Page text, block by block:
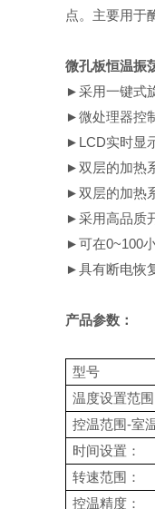
点。主要用于
微孔板恒温振
►采用一键式
►微处理器控
►LCD实时显
►双层的加热
►双层的加热
►采用高品质
►可在0~100
►具有断电恢
产品参数：
型号
温度设置范围
控温范围-室
时间设置：
转速范围：
控温精度：